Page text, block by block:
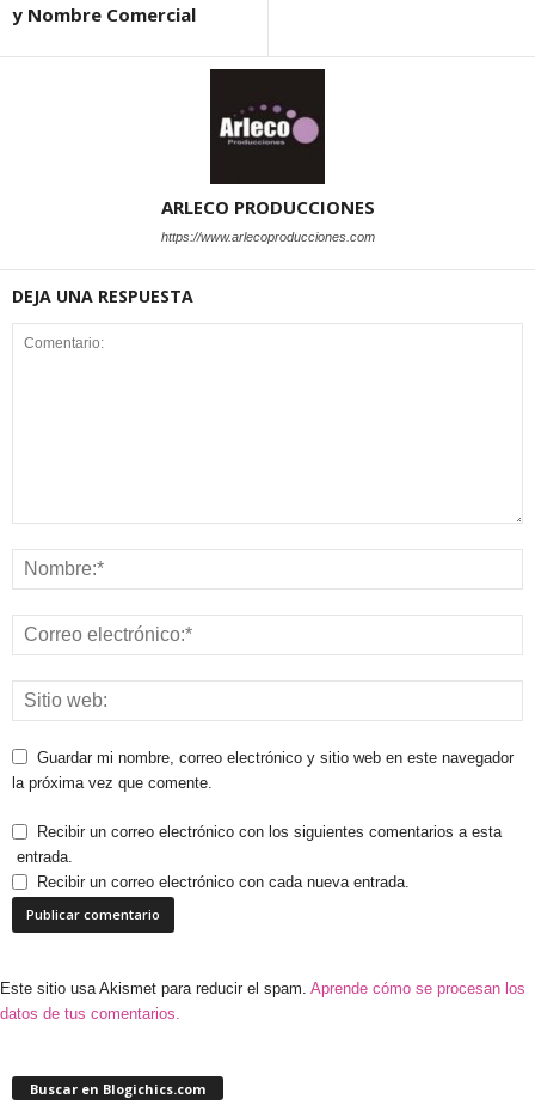
y Nombre Comercial
ARLECO PRODUCCIONES
https://www.arlecoproducciones.com
DEJA UNA RESPUESTA
Guardar mi nombre, correo electrónico y sitio web en este navegador
la próxima vez que comente.
Recibir un correo electrónico con los siguientes comentarios a esta
entrada.
Recibir un correo electrónico con cada nueva entrada.
Este sitio usa Akismet para reducir el spam. Aprende cómo se procesan los
datos de tus comentarios.
Buscar en Blogichics.com